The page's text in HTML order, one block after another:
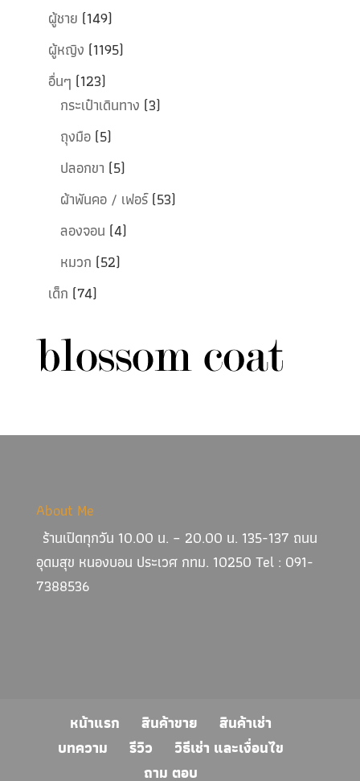
ผู้ชาย (149)
ผู้หญิง (1195)
อื่นๆ (123)
กระเป๋าเดินทาง (3)
ถุงมือ (5)
ปลอกขา (5)
ผ้าพันคอ / เฟอร์ (53)
ลองจอน (4)
หมวก (52)
เด็ก (74)
About Me
ร้านเปิดทุกวัน 10.00 น. – 20.00 น. 135-137 ถนน
อุดมสุข หนองบอน ประเวศ กทม. 10250 Tel : 091-
7388536
หน้าแรก สินค้าขาย
สินค้าเช่า
บทความ
รีวิว
วิธีเช่า และเงื่อนไข
ถาม ตอบ